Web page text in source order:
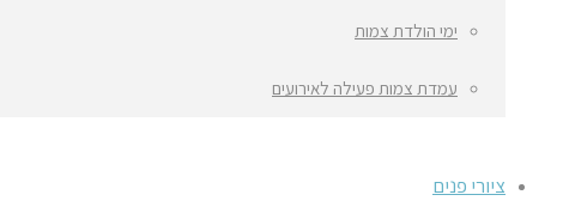
ימי הולדת צמות
עמדת צמות פעילה לאירועים
ציורי פנים